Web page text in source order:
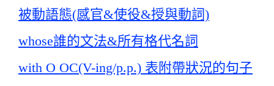
被動語態(感官&使役&授與動詞)
whose誰的文法&所有格代名詞
with O OC(V-ing/p.p.) 表附帶狀況的句子